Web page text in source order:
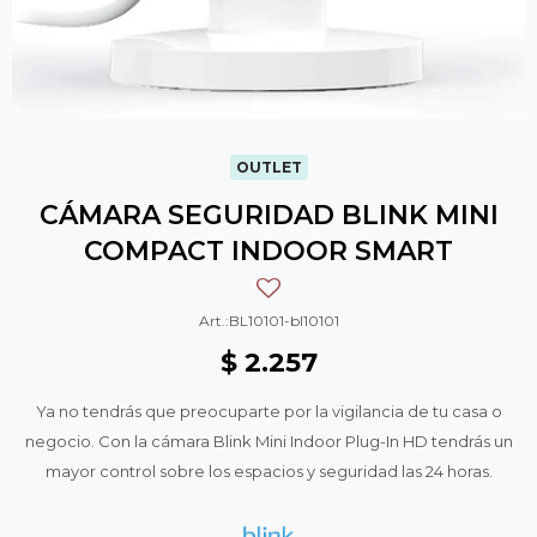
OUTLET
CÁMARA SEGURIDAD BLINK MINI
COMPACT INDOOR SMART
BL10101-bl10101
$ 2.257
Ya no tendrás que preocuparte por la vigilancia de tu casa o
negocio. Con la cámara Blink Mini Indoor Plug-In HD tendrás un
mayor control sobre los espacios y seguridad las 24 horas.